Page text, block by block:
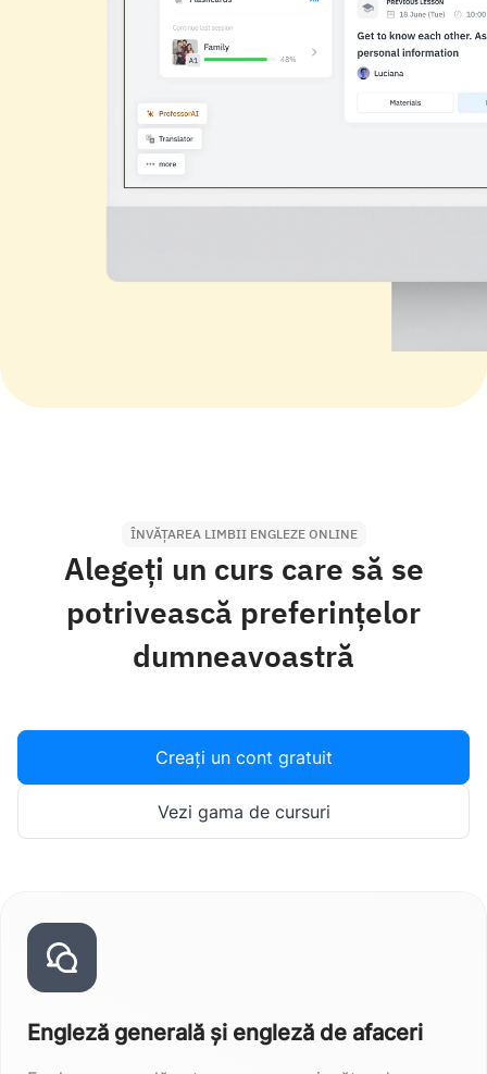
ÎNVĂȚAREA LIMBII ENGLEZE ONLINE
Alegeți un curs care să se
potrivească preferințelor
dumneavoastră
Creați un cont gratuit
Vezi gama de cursuri
Engleză generală și engleză de afaceri